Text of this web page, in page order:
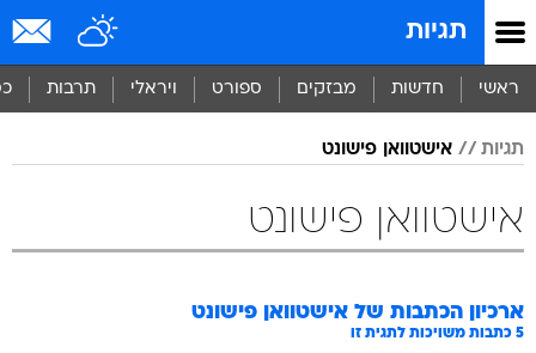
תגיות
ראשי חדשות מבזקים ספורט ויראלי תרבות
תגיות אישטוואן פישונט
אישטוואן פישונט
ארכיון הכתבות של אישטוואן פישונט
5 כתבות משויכות לתגית זו